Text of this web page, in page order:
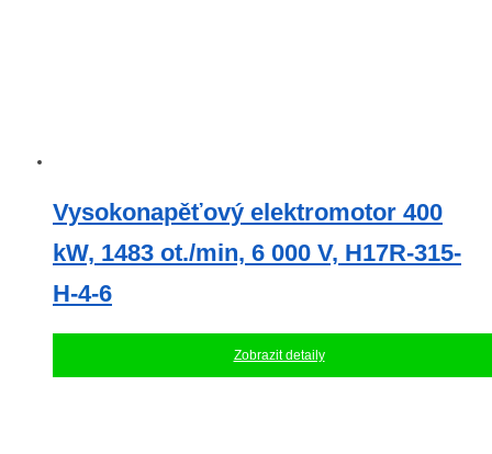
Vysokonapěťový elektromotor 400
kW, 1483 ot./min, 6 000 V, H17R-315-
H-4-6
Zobrazit detaily